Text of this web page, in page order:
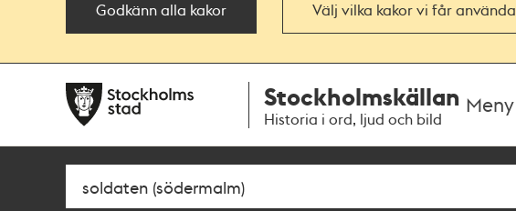
Godkänn alla kakor Välj vilka kakor vi får använda
navigationen
huvudinnehållet
Stockholmskällan
Historia i ord, ljud och bild
Meny
Sök